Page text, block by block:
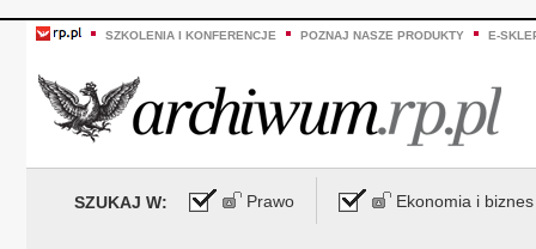
SZKOLENIA I KONFERENCJE POZNAJ NASZE PRODUKTY E-
SZUKAJ W: Prawo Ekonomia i biznes